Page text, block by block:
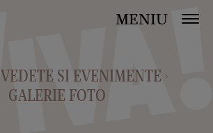
MENIU
VEDETE SI EVENIMENTE >
GALERIE FOTO